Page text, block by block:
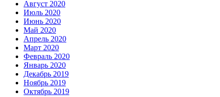
Август 2020
Июль 2020
Июнь 2020
Май 2020
Апрель 2020
Март 2020
Февраль 2020
Январь 2020
Декабрь 2019
Ноябрь 2019
Октябрь 2019